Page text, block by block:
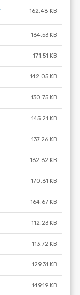
162.48 KB
164.53 KB
171.51 KB
142.05 KB
130.75 KB
145.21 KB
137.26 KB
162.62 KB
170.61 KB
164.67 KB
112.23 KB
113.72 KB
129.31 KB
149.19 KB